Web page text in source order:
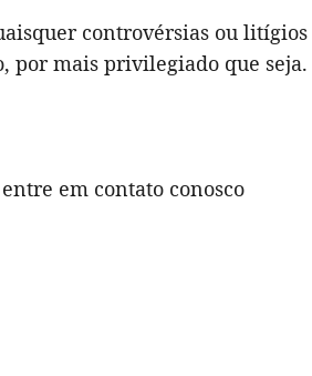
controvérsias ou litígios
por mais privilegiado que seja.
em contato conosco